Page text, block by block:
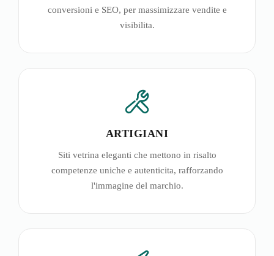
conversioni e SEO, per massimizzare vendite e
visibilita.
ARTIGIANI
Siti vetrina eleganti che mettono in risalto
competenze uniche e autenticita, rafforzando
l'immagine del marchio.